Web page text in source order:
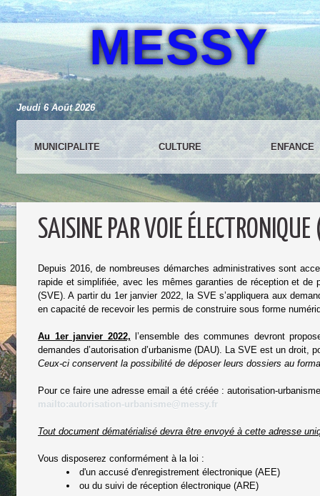
MESSY
Jeudi 6 Août 2026
MUNICIPALITE CULTURE ENFANCE
SAISINE PAR VOIE
Depuis 2016, de nombreuses démarches administratives sont
rapide et simplifiée, avec les mêmes garanties de réception et de
(SVE). A partir du 1er janvier 2022, la SVE s’appliquera aux
en capacité de recevoir les permis de construire sous forme
Au 1er janvier 2022, l’ensemble des communes devront
demandes d’autorisation d’urbanisme (DAU). La SVE est un
Ceux-ci conservent la possibilité de déposer leurs dossiers au
Pour ce faire une adresse email a été créée : autorisation-
mailto:autorisation-urbanisme@messy.fr
Tout document dématérialisé devra être envoyé à cette adresse
Vous disposerez conformément à la loi :
d'un accusé d'enregistrement électronique (AEE)
ou du suivi de réception électronique (ARE)